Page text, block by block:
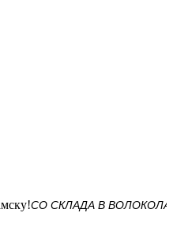
СО СКЛАДА В ВОЛОКОЛАМСКЕ!